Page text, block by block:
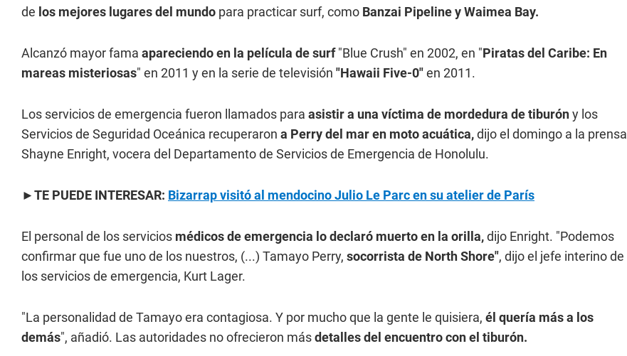
de los mejores lugares del mundo para practicar surf, como Banzai Pipeline y Waimea Bay.
Alcanzó mayor fama apareciendo en la película de surf"Blue Crush" en 2002, en "Piratas del Caribe: En
mareas misteriosas" en 2011 y en la serie de televisión "Hawaii Five-0"en 2011.
Los servicios de emergencia fueron llamados para asistir a una víctima de mordedura de tiburóny los
Servicios de Seguridad Oceánica recuperaron a Perry del mar en moto acuática,dijo el domingo a la prensa
Shayne Enright, vocera del Departamento de Servicios de Emergencia de Honolulu.
►TE PUEDE INTERESAR: Bizarrap visitó al mendocino Julio Le Parc en su atelier de París
El personal de los servicios médicos de emergencia lo declaró muerto en la orilla,dijo Enright. "Podemos
confirmar que fue uno de los nuestros, (...) Tamayo Perry, socorrista de North Shore", dijo el jefe interino de
los servicios de emergencia, Kurt Lager.
"La personalidad de Tamayo era contagiosa. Y por mucho que la gente le quisiera, él quería más a los
demás", añadió. Las autoridades no ofrecieron másdetalles del encuentro con el tiburón.